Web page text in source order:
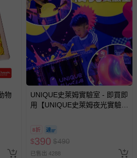
」等錯誤原因，導致無法安排出貨，
知訂單取消事宜，並將提供適當補
物
UNIQUE史萊姆實驗室 - 即買即
用【UNIQUE史萊姆夜光實驗室
訂單編號兌換，逾期作廢) (大
人小孩均一價(3歲以上需購票))
8折
$390 $490
已售出 4288